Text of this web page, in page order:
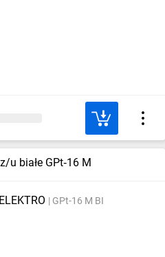
u białe GPt‑16 M
GPt-16 M BI